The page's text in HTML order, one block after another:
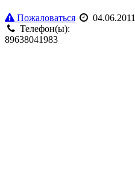
Пожаловаться 04.06.2011
Телефон(ы):
89638041983